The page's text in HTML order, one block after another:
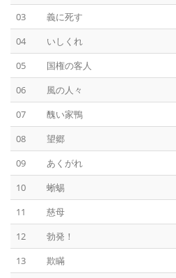
03
義に死す
04
いしくれ
05
国権の客人
06
風の人々
07
醜い家鴨
08
望郷
09
あくがれ
10
蜥蜴
11
慈母
12
勃発！
13
欺瞞